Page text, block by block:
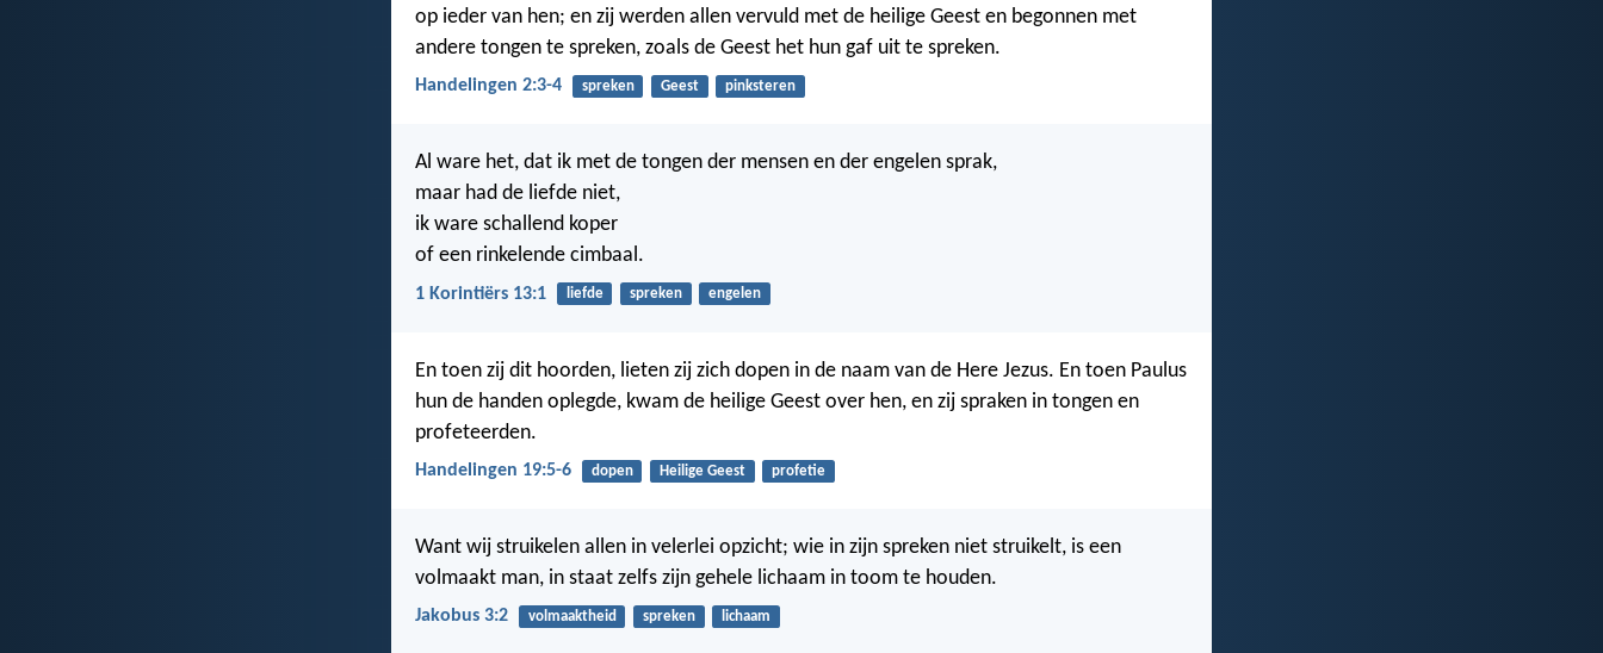
op ieder van hen; en zij werden allen vervuld met de heilige Geest en begonnen met
andere tongen te spreken, zoals de Geest het hun gaf uit te spreken.
Handelingen 2:3-4 spreken Geest pinksteren
Al ware het, dat ik met de tongen der mensen en der engelen sprak,
maar had de liefde niet,
ik ware schallend koper
of een rinkelende cimbaal.
1 Korintiërs 13:1 liefde spreken engelen
En toen zij dit hoorden, lieten zij zich dopen in de naam van de Here Jezus. En toen Paulus
hun de handen oplegde, kwam de heilige Geest over hen, en zij spraken in tongen en
profeteerden.
Handelingen 19:5-6 dopen Heilige Geest profetie
Want wij struikelen allen in velerlei opzicht; wie in zijn spreken niet struikelt, is een
volmaakt man, in staat zelfs zijn gehele lichaam in toom te houden.
Jakobus 3:2 volmaaktheid spreken lichaam